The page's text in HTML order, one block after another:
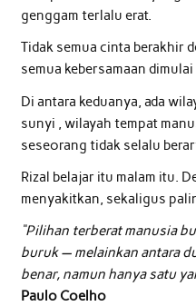
genggam terlalu erat.
Tidak semua cinta berakhir
semua kebersamaan
Di antara keduanya, ada
sunyi , wilayah tempat
seseorang tidak selalu
Rizal belajar itu malam itu.
menyakitkan, sekaligus
“Pilihan terberat manusia
buruk — melainkan antara
benar, namun hanya satu
Paulo Coelho